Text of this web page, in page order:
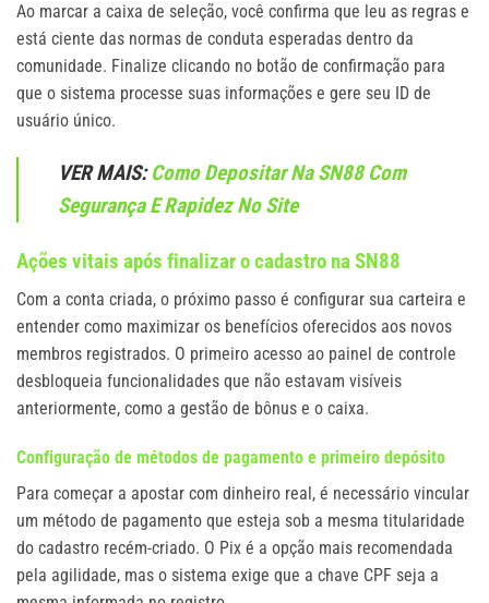
Ao marcar a caixa de seleção, você confirma que leu as regras e
está ciente das normas de conduta esperadas dentro da
comunidade. Finalize clicando no botão de confirmação para
que o sistema processe suas informações e gere seu ID de
usuário único.
VER MAIS:Como Depositar Na SN88 Com
Segurança E Rapidez No Site
Ações vitais após finalizar o cadastro na SN88
Com a conta criada, o próximo passo é configurar sua carteira e
entender como maximizar os benefícios oferecidos aos novos
membros registrados. O primeiro acesso ao painel de controle
desbloqueia funcionalidades que não estavam visíveis
anteriormente, como a gestão de bônus e o caixa.
Configuração de métodos de pagamento e primeiro depósito
Para começar a apostar com dinheiro real, é necessário vincular
um método de pagamento que esteja sob a mesma titularidade
do cadastro recém-criado. O Pix é a opção mais recomendada
pela agilidade, mas o sistema exige que a chave CPF seja a